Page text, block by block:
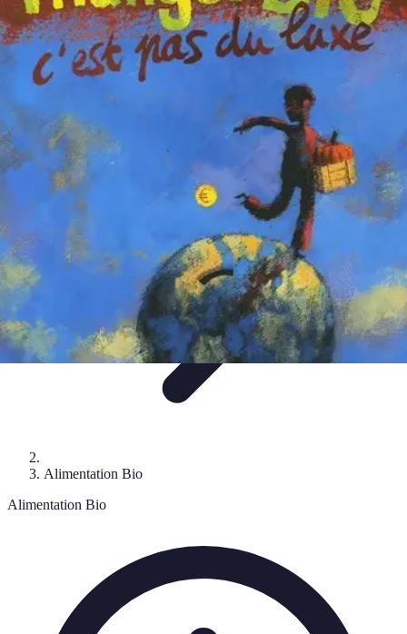
Écologie Bio
Alimentation BioConsommation responsable BiodiversitéJardinage
BioSanté et Environnement
Alimentation Bio
Alimentation Bio